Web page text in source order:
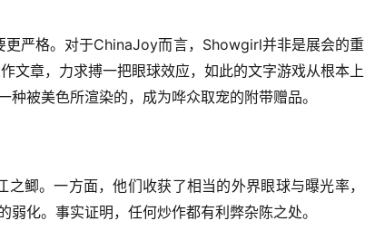
更严格。对于ChinaJoy而言， Showgirl并非是展会的重
文章，力求搏一把眼球效应，如此的文字游戏从根本上
被美色所渲染的，成为哗众取宠的附带赠品。
鲫。一方面，他们收获了相当的外界眼球与曝光率，
化。事实证明，任何炒作都有利弊杂陈之处。